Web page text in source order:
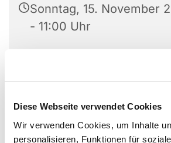
Diese Webseite verwendet Cookies
Wir verwenden Cookies, um Inhalte
personalisieren, Funktionen für
Sonntag, 15. November
- 11:00 Uhr
Christuskirche,
Pfarrer Dr. Björn Corzilius